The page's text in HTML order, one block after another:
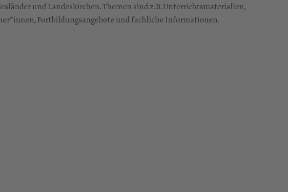
und Landeskirchen. Themen sind z.B. Unterrichtsmaterialien,
Fortbildungsangebote und fachliche Informationen.